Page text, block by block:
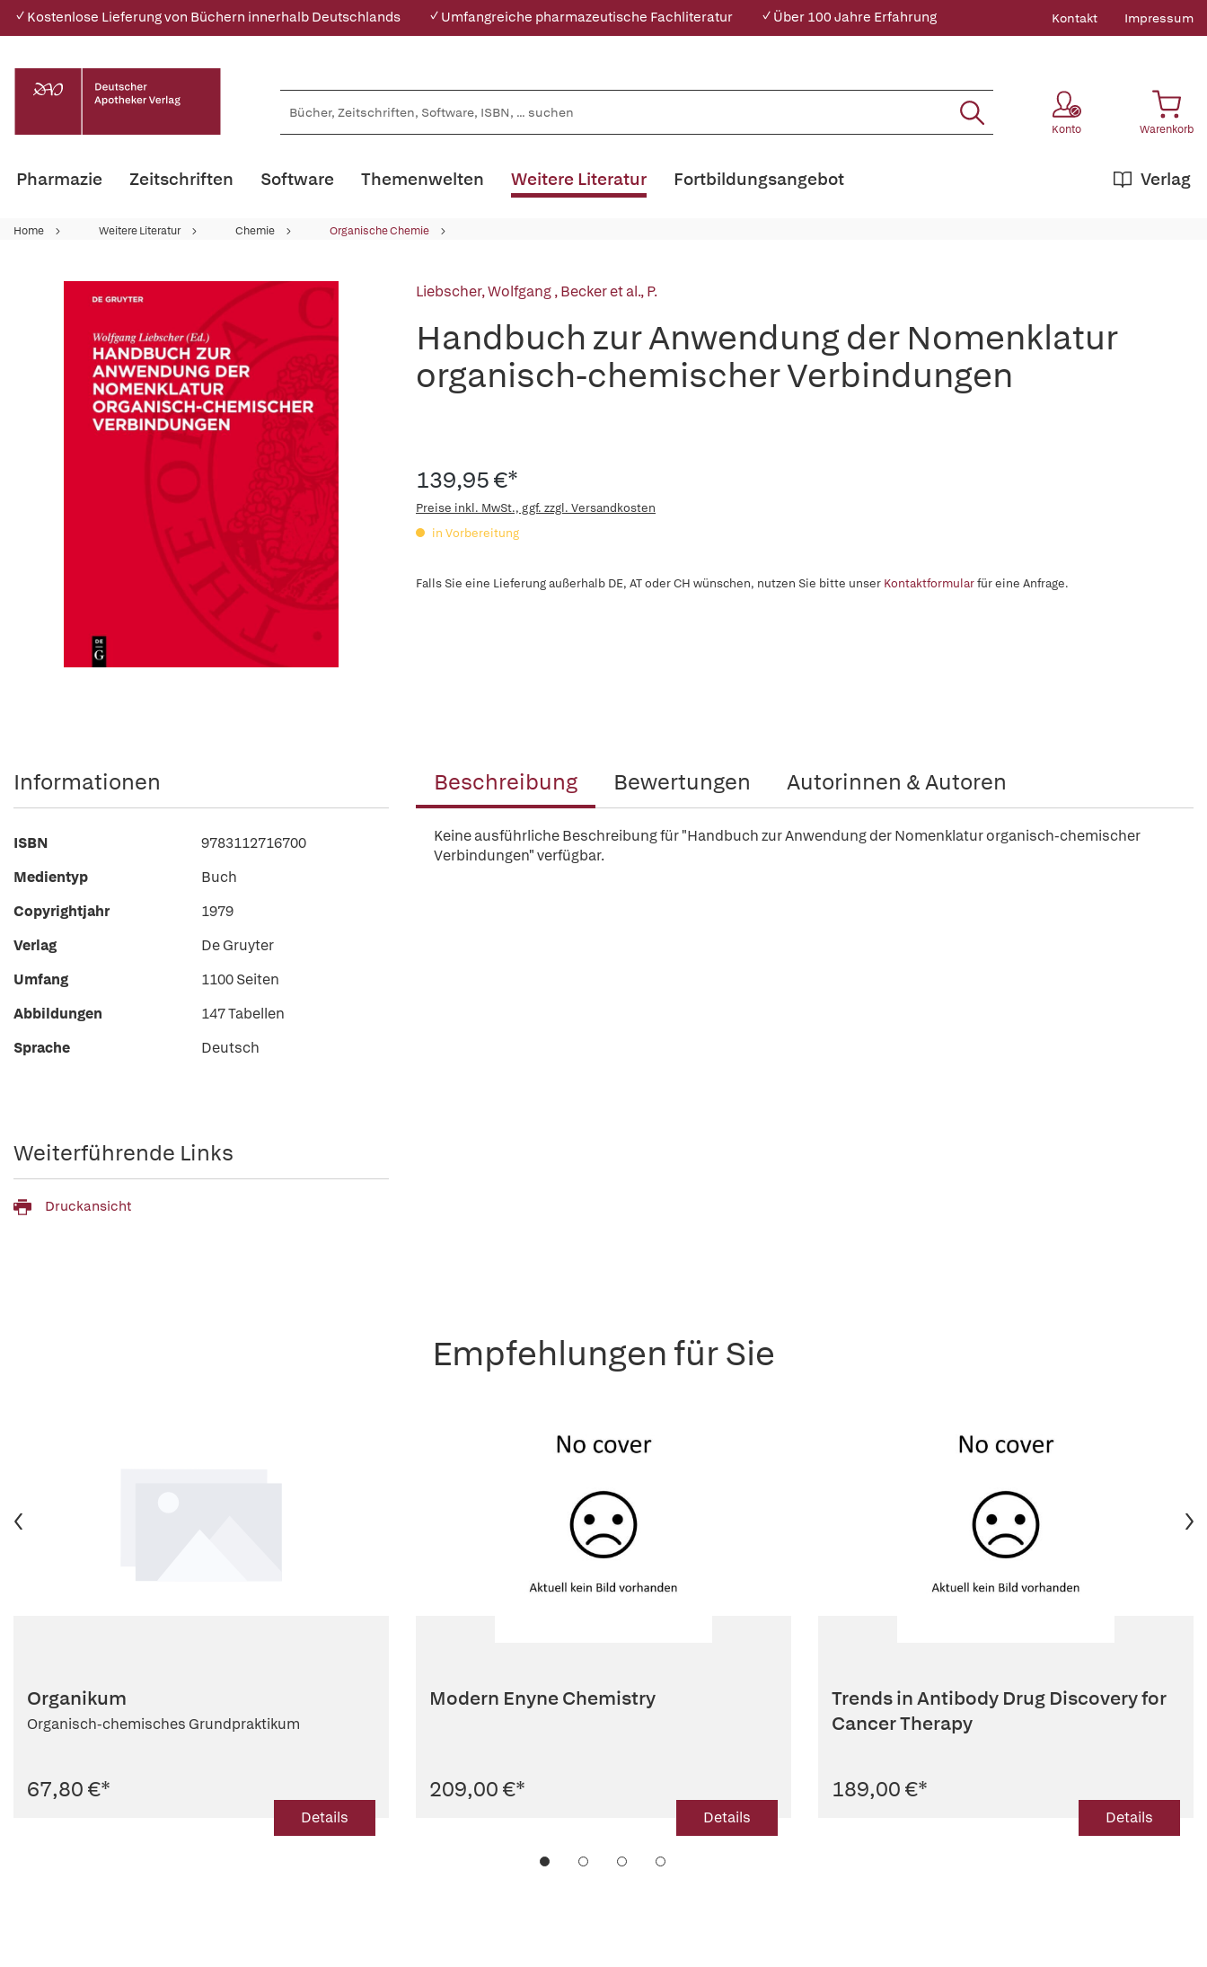
✓ Kostenlose Lieferung von Büchern innerhalb Deutschlands ✓ Umfangreiche pharmazeutische Fachliteratur ✓ Über 100 Jahre Erfahrung Kontakt Impressum
Konto Warenkorb
Pharmazie Zeitschriften Software Themenwelten Weitere Literatur Verlag
Fortbildungsangebot
Home Weitere Literatur Chemie Organische Chemie
Liebscher, Wolfgang,Becker et al., P.
Handbuch zur Anwendung der Nomenklatur
organisch-chemischer Verbindungen
139,95 €*
Preise inkl. MwSt., ggf. zzgl. Versandkosten
in Vorbereitung
Falls Sie eine Lieferung außerhalb DE, AT oder CH wünschen, nutzen Sie bitte unser Kontaktformularfür eine Anfrage.
Beschreibung Bewertungen Autorinnen & Autoren
Keine ausführliche Beschreibung für "Handbuch zur Anwendung der Nomenklatur organisch-chemischer
Verbindungen" verfügbar.
Informationen
ISBN
9783112716700
Medientyp
Buch
Copyrightjahr
1979
Verlag
De Gruyter
Umfang
1100 Seiten
Abbildungen
147 Tabellen
Sprache
Deutsch
Weiterführende Links
Druckansicht
Empfehlungen für Sie
Organikum
Organisch-chemisches Grundpraktikum
67,80 €*
Details
Modern Enyne Chemistry
209,00 €*
Details
Trends in Antibody Drug Discovery for
Cancer Therapy
189,00 €*
Details